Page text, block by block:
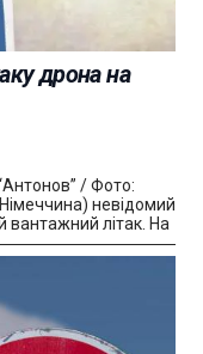
дрона на
/ Фото:
невідомий
вантажний літак. На